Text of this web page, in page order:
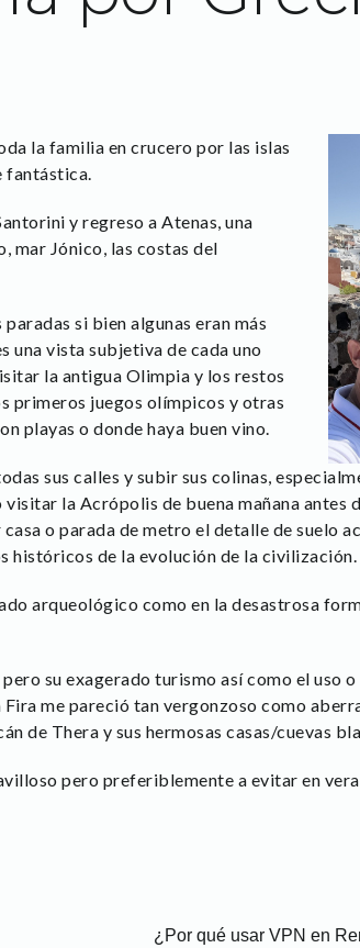
la familia en crucero por las islas
fantástica.
y regreso a Atenas, una
mar Jónico, las costas del
si bien algunas eran más
una vista subjetiva de cada uno
la antigua Olimpia y los restos
primeros juegos olímpicos y otras
playas o donde haya buen vino.
sus calles y subir sus colinas,
la Acrópolis de buena mañana antes
o parada de metro el detalle de suelo
históricos de la evolución de la civilización.
arqueológico como en la desastrosa
su exagerado turismo así como el uso
me pareció tan vergonzoso como
de Thera y sus hermosas casas/cuevas
pero preferiblemente a evitar en
¿Por qué usar VPN en